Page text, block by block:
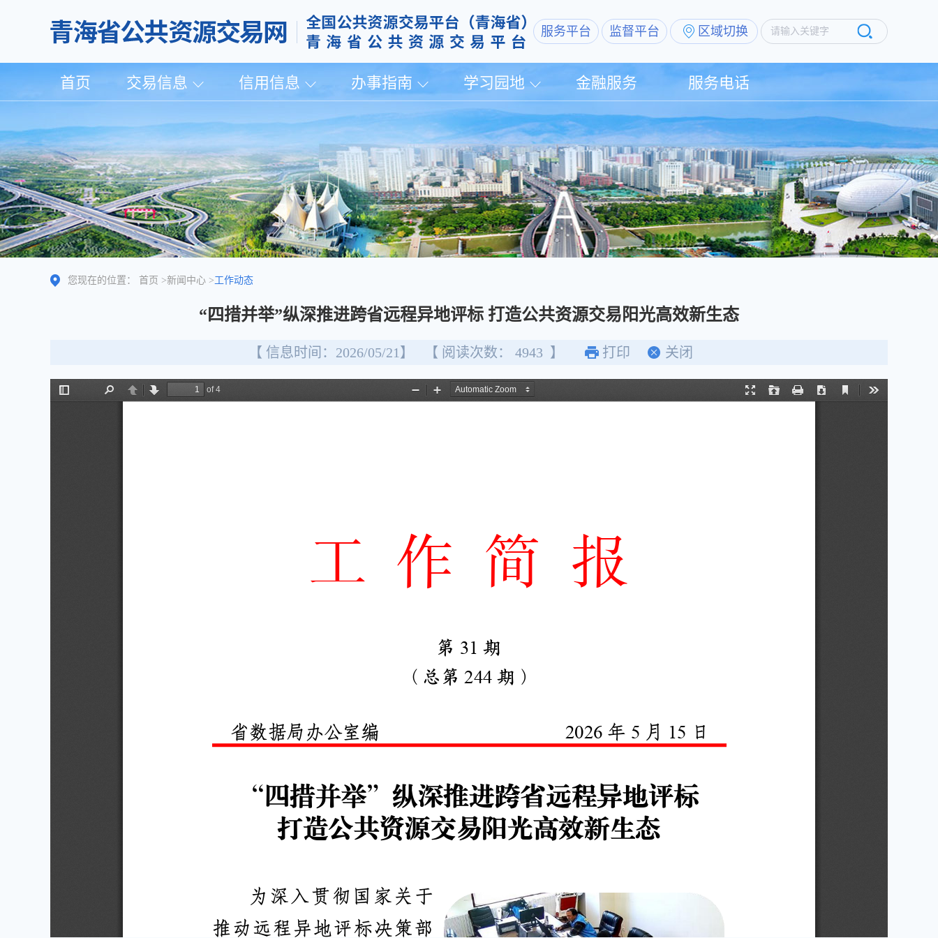
服务平台 监督平台 区域切换 请输入关键字
首页 交易信息 信用信息 办事指南 学习园地 金融服务 服务电话
您现在的位置： 首页 >新闻中心 >工作动态
“四措并举”纵深推进跨省远程异地评标 打造公共资源交易阳光高效新生态
【 信息时间：2026/05/21】 【 阅读次数： 4943 】 打印 关闭